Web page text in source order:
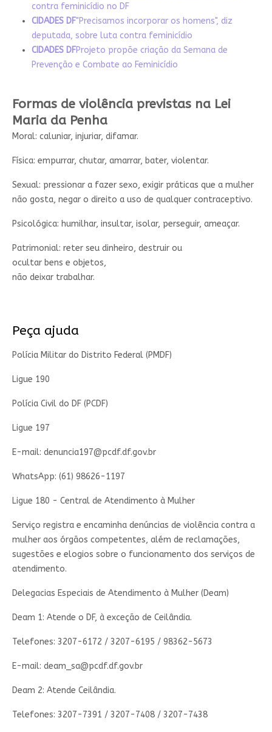
contra feminicídio no DF
CIDADES DF"Precisamos incorporar os homens", diz
deputada, sobre luta contra feminicídio
CIDADES DFProjeto propõe criação da Semana de
Prevenção e Combate ao Feminicídio
Formas de violência previstas na Lei
Maria da Penha
Moral: caluniar, injuriar, difamar.
Física: empurrar, chutar, amarrar, bater, violentar.
Sexual: pressionar a fazer sexo, exigir práticas que a mulher
não gosta, negar o direito a uso de qualquer contraceptivo.
Psicológica: humilhar, insultar, isolar, perseguir, ameaçar.
Patrimonial: reter seu dinheiro, destruir ou
ocultar bens e objetos,
não deixar trabalhar.
Peça ajuda
Polícia Militar do Distrito Federal (PMDF)
Ligue 190
Polícia Civil do DF (PCDF)
Ligue 197
E-mail: denuncia197@pcdf.df.gov.br
WhatsApp: (61) 98626-1197
Ligue 180 - Central de Atendimento à Mulher
Serviço registra e encaminha denúncias de violência contra a
mulher aos órgãos competentes, além de reclamações,
sugestões e elogios sobre o funcionamento dos serviços de
atendimento.
Delegacias Especiais de Atendimento à Mulher (Deam)
Deam 1: Atende o DF, à exceção de Ceilândia.
Telefones: 3207-6172 / 3207-6195 / 98362-5673
E-mail: deam_sa@pcdf.df.gov.br
Deam 2: Atende Ceilândia.
Telefones: 3207-7391 / 3207-7408 / 3207-7438